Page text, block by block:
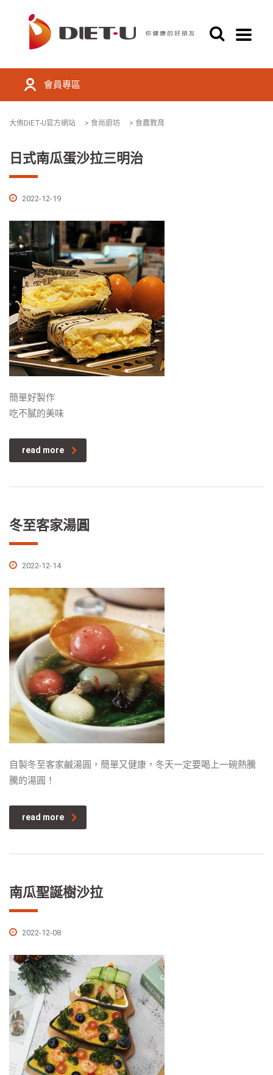
會員專區
大侑DIET-U官方網站 > 食尚廚坊 > 食農教育
日式南瓜蛋沙拉三明治
2022-12-19
簡單好製作
吃不膩的美味
read more
冬至客家湯圓
2022-12-14
自製冬至客家鹹湯圓，簡單又健康，冬天一定要喝上一碗熱騰
騰的湯圓！
read more
南瓜聖誕樹沙拉
2022-12-08